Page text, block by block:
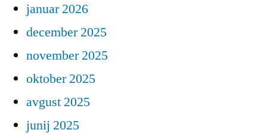
januar 2026
december 2025
november 2025
oktober 2025
avgust 2025
junij 2025